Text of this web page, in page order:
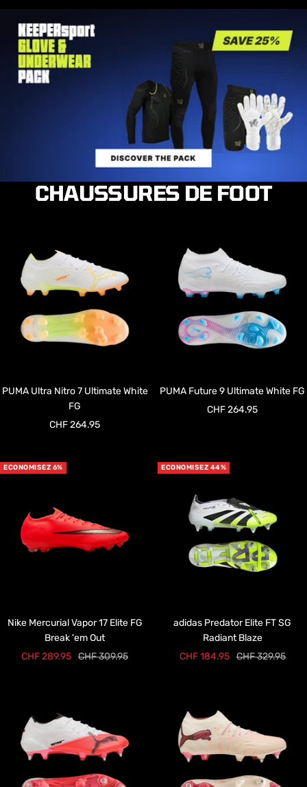
CHAUSSURES DE FOOT
PUMA Ultra Nitro 7 Ultimate White
FG
Prix
CHF 264.95
PUMA Future 9 Ultimate White FG
Prix
CHF 264.95
ECONOMISEZ 6%
Nike Mercurial Vapor 17 Elite FG
Break 'em Out
Prix
CHF 289.95 Prix
CHF 309.95
ECONOMISEZ 44%
adidas Predator Elite FT SG
Radiant Blaze
Prix
CHF 184.95 Prix
CHF 329.95